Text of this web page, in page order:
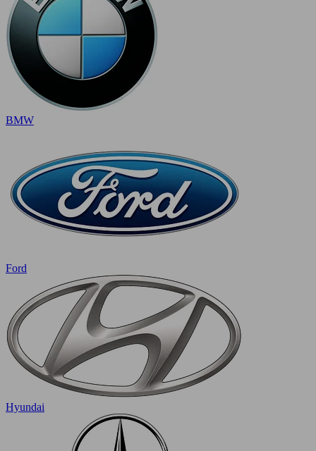
BMW
Ford
Hyundai